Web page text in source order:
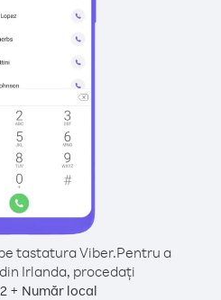
tastatura Viber.Pentru a
Irlanda, procedați
+ Număr local